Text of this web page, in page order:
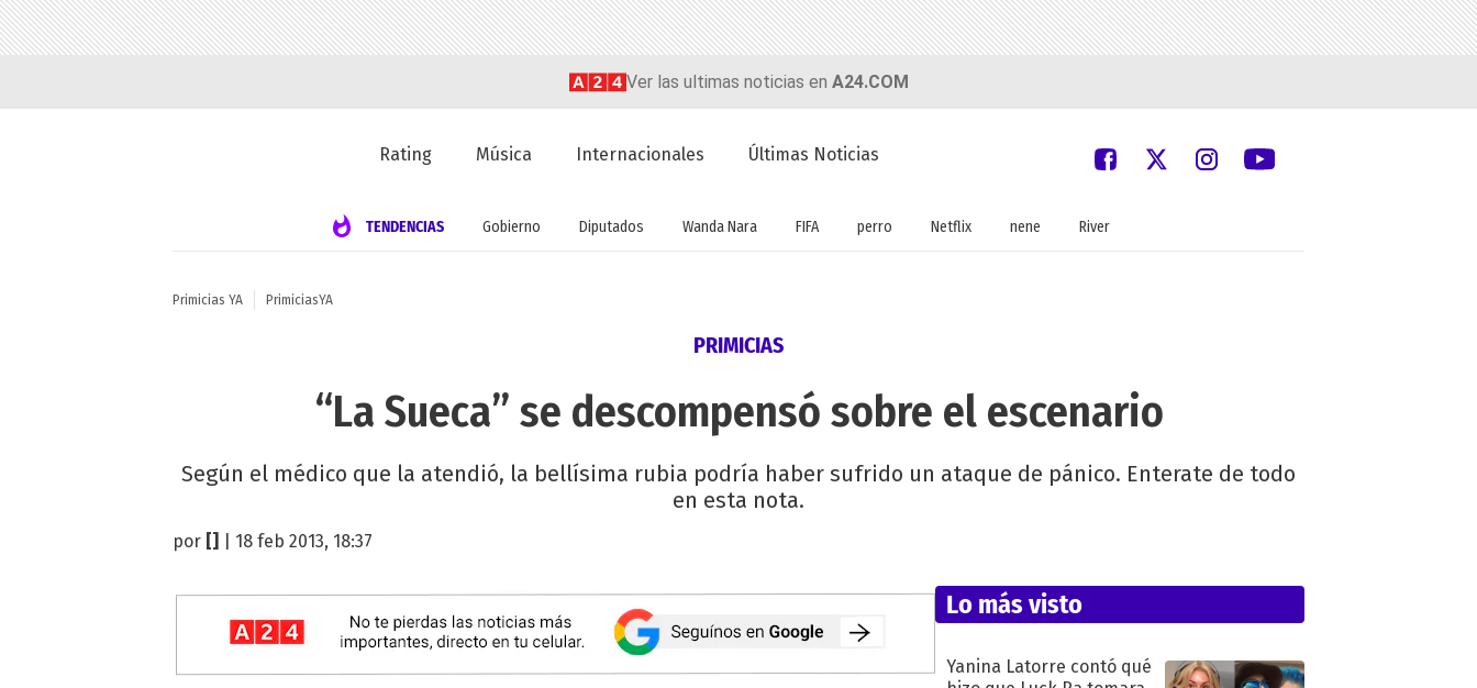
Ver las ultimas noticias en A24.COM
Rating Música Internacionales Últimas Noticias
TENDENCIAS Gobierno Diputados Wanda Nara FIFA perro Netflix nene River
Primicias YA PrimiciasYA
PRIMICIAS
“La Sueca” se descompensó sobre el escenario
Según el médico que la atendió, la bellísima rubia podría haber sufrido un ataque de pánico. Enterate de todo
en esta nota.
por | 18 feb 2013, 18:37
Lo más visto
Yanina Latorre contó qué